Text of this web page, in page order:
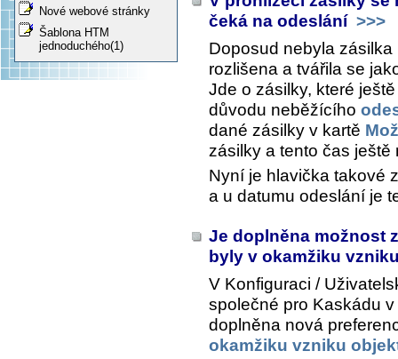
Nové webové stránky
Šablona HTM
jednoduchého(1)
čeká na odeslání >>>
Doposud nebyla
rozlišena a tvářila se
Jde o zásilky, které
důvodu neběžícího
dané zásilky v kartě
zásilky a tento čas ještě
Nyní je hlavička takové
a u datumu odeslání je
Je doplněna možnost
byly v okamžiku
V Konfiguraci /
společné pro Kaskádu
doplněna nová
okamžiku vzniku